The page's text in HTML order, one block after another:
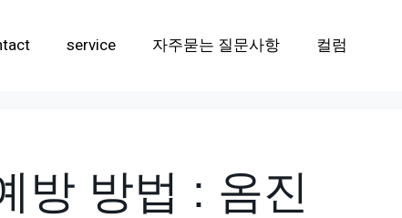
service 자주묻는 질문사항 컬럼
방 방법 : 옴진